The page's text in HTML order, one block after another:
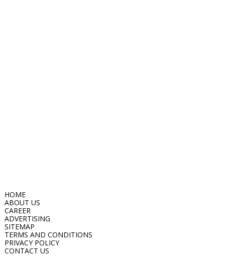
HOME
ABOUT US
CAREER
ADVERTISING
SITEMAP
TERMS AND CONDITIONS
PRIVACY POLICY
CONTACT US